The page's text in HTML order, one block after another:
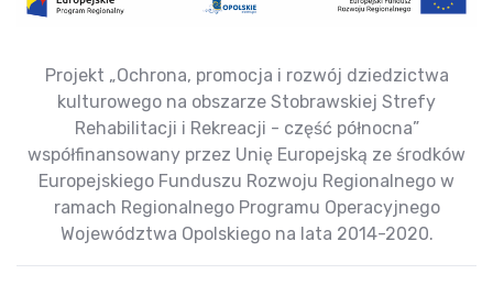
Projekt „Ochrona, promocja i rozwój dziedzictwa
kulturowego na obszarze Stobrawskiej Strefy
Rehabilitacji i Rekreacji - część północna”
współfinansowany przez Unię Europejską ze środków
Europejskiego Funduszu Rozwoju Regionalnego w
ramach Regionalnego Programu Operacyjnego
Województwa Opolskiego na lata 2014-2020.